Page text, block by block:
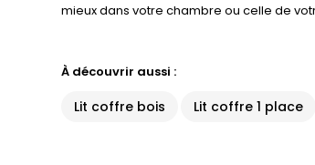
mieux dans votre chambre ou celle de
À découvrir aussi :
Lit coffre bois Lit coffre 1 place